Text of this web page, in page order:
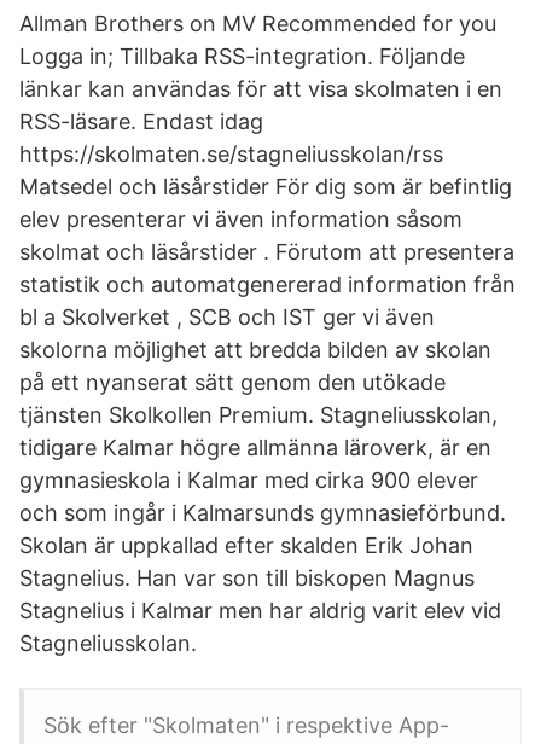
Allman Brothers on MV Recommended for you
Logga in; Tillbaka RSS-integration. Följande
länkar kan användas för att visa skolmaten i en
RSS-läsare. Endast idag
https://skolmaten.se/stagneliusskolan/rss
Matsedel och läsårstider För dig som är befintlig
elev presenterar vi även information såsom
skolmat och läsårstider . Förutom att presentera
statistik och automatgenererad information från
bl a Skolverket , SCB och IST ger vi även
skolorna möjlighet att bredda bilden av skolan
på ett nyanserat sätt genom den utökade
tjänsten Skolkollen Premium. Stagneliusskolan,
tidigare Kalmar högre allmänna läroverk, är en
gymnasieskola i Kalmar med cirka 900 elever
och som ingår i Kalmarsunds gymnasieförbund.
Skolan är uppkallad efter skalden Erik Johan
Stagnelius. Han var son till biskopen Magnus
Stagnelius i Kalmar men har aldrig varit elev vid
Stagneliusskolan.
Sök efter "Skolmaten" i respektive App-